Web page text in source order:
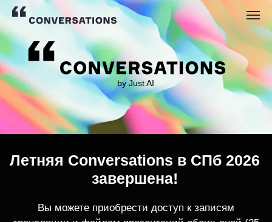
by Just AI
трансляции и файлам презентаций обоих дней (25
После оплаты на указанную Вами почту придет
записей трансляции возможен только с одного
устройства единовременно.
Летняя Conversations в СПб 2026
завершена!